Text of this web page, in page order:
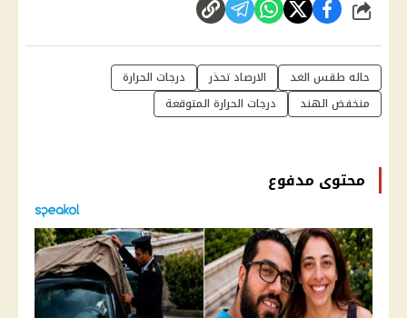
شارك
حاله طقس الغد الارصاد تحذر
درجات الحرارة
منخفض الهند
درجات الحرارة المتوقعة
محتوى مدفوع